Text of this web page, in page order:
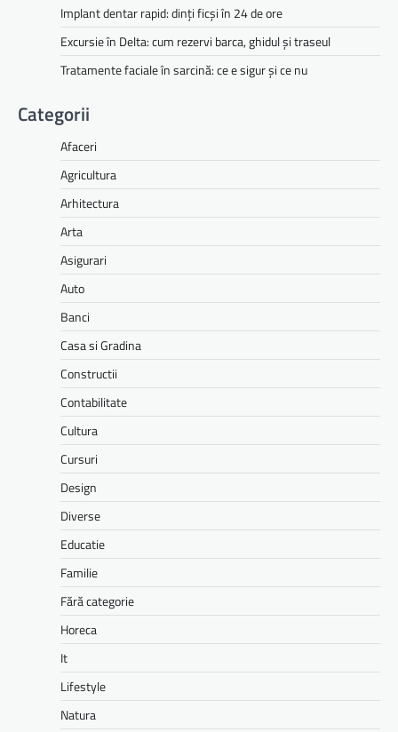
Implant dentar rapid: dinți ficși în 24 de ore
Excursie în Delta: cum rezervi barca, ghidul și traseul
Tratamente faciale în sarcină: ce e sigur și ce nu
Categorii
Afaceri
Agricultura
Arhitectura
Arta
Asigurari
Auto
Banci
Casa si Gradina
Constructii
Contabilitate
Cultura
Cursuri
Design
Diverse
Educatie
Familie
Fără categorie
Horeca
It
Lifestyle
Natura